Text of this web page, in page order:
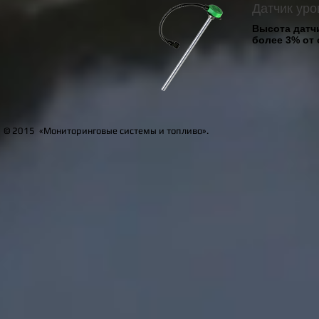
Датчик
Высота
более 3% от
© 2015 «Мониторинговые системы и топливо».